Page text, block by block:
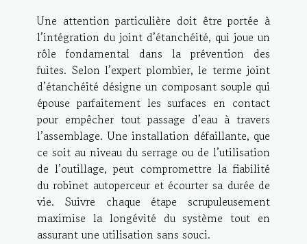
Une attention particulière doit être portée à
l’intégration du joint d’étanchéité, qui joue un
rôle fondamental dans la prévention des
fuites. Selon l’expert plombier, le terme joint
d’étanchéité désigne un composant souple qui
épouse parfaitement les surfaces en contact
pour empêcher tout passage d’eau à travers
l’assemblage. Une installation défaillante, que
ce soit au niveau du serrage ou de l’utilisation
de l’outillage, peut compromettre la fiabilité
du robinet autoperceur et écourter sa durée de
vie. Suivre chaque étape scrupuleusement
maximise la longévité du système tout en
assurant une utilisation sans souci.